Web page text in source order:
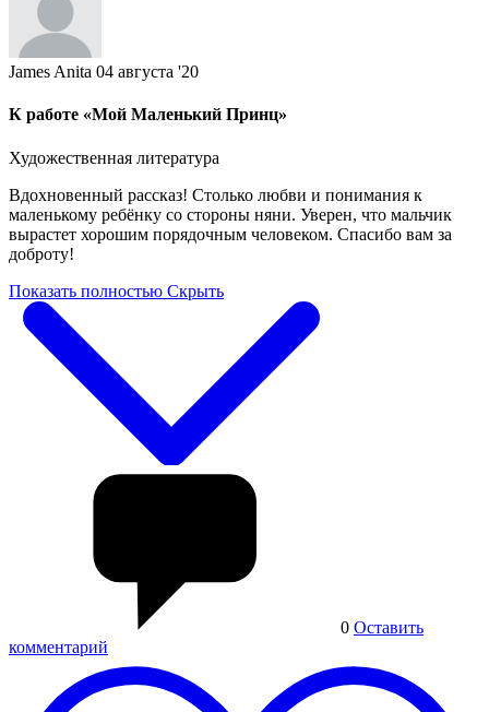
James Anita 04 августа '20
К работе «Мой Маленький Принц»
Художественная литература
Вдохновенный рассказ! Столько любви и понимания к
маленькому ребёнку со стороны няни. Уверен, что мальчик
вырастет хорошим порядочным человеком. Спасибо вам за
доброту!
Показать полностью Скрыть
0 Оставить
комментарий